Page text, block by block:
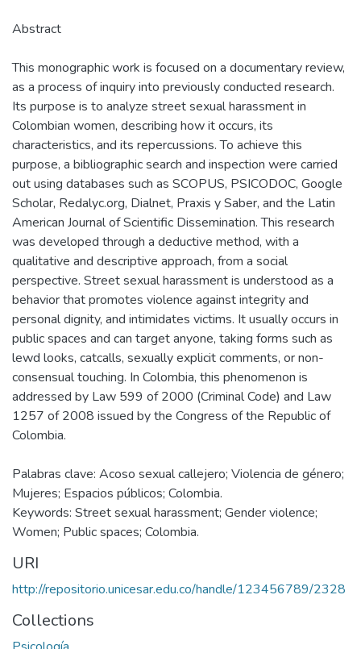
Abstract
This monographic work is focused on a documentary review,
as a process of inquiry into previously conducted research.
Its purpose is to analyze street sexual harassment in
Colombian women, describing how it occurs, its
characteristics, and its repercussions. To achieve this
purpose, a bibliographic search and inspection were carried
out using databases such as SCOPUS, PSICODOC, Google
Scholar, Redalyc.org, Dialnet, Praxis y Saber, and the Latin
American Journal of Scientific Dissemination. This research
was developed through a deductive method, with a
qualitative and descriptive approach, from a social
perspective. Street sexual harassment is understood as a
behavior that promotes violence against integrity and
personal dignity, and intimidates victims. It usually occurs in
public spaces and can target anyone, taking forms such as
lewd looks, catcalls, sexually explicit comments, or non-
consensual touching. In Colombia, this phenomenon is
addressed by Law 599 of 2000 (Criminal Code) and Law
1257 of 2008 issued by the Congress of the Republic of
Colombia.
Palabras clave: Acoso sexual callejero; Violencia de género;
Mujeres; Espacios públicos; Colombia.
Keywords: Street sexual harassment; Gender violence;
Women; Public spaces; Colombia.
URI
http://repositorio.unicesar.edu.co/handle/123456789/2328
Collections